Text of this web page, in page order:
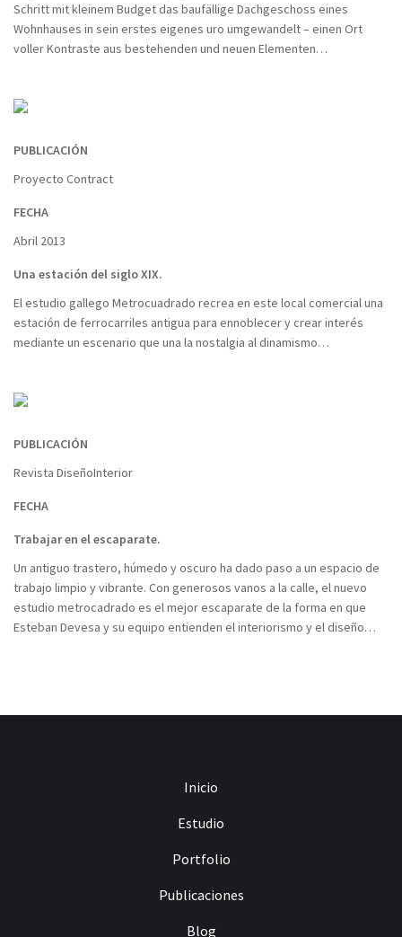
Schritt mit kleinem Budget das baufällige Dachgeschoss eines
Wohnhauses in sein erstes eigenes uro umgewandelt – einen Ort
voller Kontraste aus bestehenden und neuen Elementen…
PUBLICACIÓN
Proyecto Contract
FECHA
Abril 2013
Una estación del siglo XIX.
El estudio gallego Metrocuadrado recrea en este local comercial una
estación de ferrocarriles antigua para ennoblecer y crear interés
mediante un escenario que una la nostalgia al dinamismo…
PUBLICACIÓN
Revista DiseñoInterior
FECHA
Trabajar en el escaparate.
Un antiguo trastero, húmedo y oscuro ha dado paso a un espacio de
trabajo limpio y vibrante. Con generosos vanos a la calle, el nuevo
estudio metrocadrado es el mejor escaparate de la forma en que
Esteban Devesa y su equipo entienden el interiorismo y el diseño…
Inicio
Estudio
Portfolio
Publicaciones
Blog